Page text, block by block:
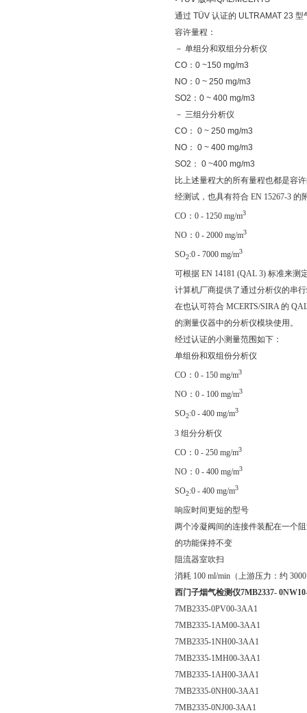
通过 TÜV 认证的 ULTRAMAT 23
容许量程：
－ 单组分和双组分分析仪
CO：0 ~150 mg/m3
NO：0 ~ 250 mg/m3
SO2：0 ~ 400 mg/m3
－ 三组分分析仪
CO： 0 ~ 250 mg/m3
NO： 0 ~ 400 mg/m3
SO2： 0 ~400 mg/m3
比上述量程大的所有量程也都是容
经测试，也具有符合 EN 15267-3 的
CO：0 - 1250 mg/m3
NO：0 - 2000 mg/m3
SO2:0 - 7000 mg/m3
可根据 EN 14181 (QAL 3) 标准来
计算机厂商提供了通过分析仪的串
在也认可符合 MCERTS/SIRA 的
的测量仪器中的分析仪模块使用。
经过认证的小测量范围如下：
单组份和双组份分析仪
CO：0 - 150 mg/m3
NO：0 - 100 mg/m3
SO2:0 - 400 mg/m3
3 组分分析仪
CO：0 - 250 mg/m3
NO：0 - 400 mg/m3
SO2:0 - 400 mg/m3
响应时间更短的型号
两个冷凝阀间的连接件装配在一个
的功能保持不变
阻流器室吹扫
消耗 100 ml/min（上游压力：约 3000
西门子烟气检测仪7MB2337-
7MB2335-0PV00-3AA1
7MB2335-1AM00-3AA1
7MB2335-1NH00-3AA1
7MB2335-1MH00-3AA1
7MB2335-1AH00-3AA1
7MB2335-0NH00-3AA1
7MB2335-0NJ00-3AA1